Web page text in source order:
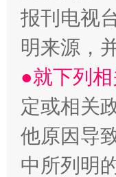
揭批美国
报刊电视
明来源，
●就下列
定或相关
他原因导
中所列明